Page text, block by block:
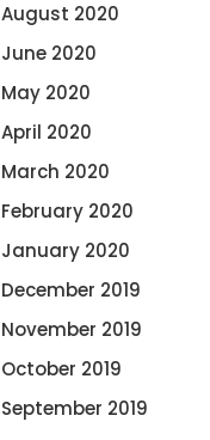
August 2020
June 2020
May 2020
April 2020
March 2020
February 2020
January 2020
December 2019
November 2019
October 2019
September 2019